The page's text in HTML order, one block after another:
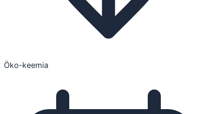
Öko-keemia